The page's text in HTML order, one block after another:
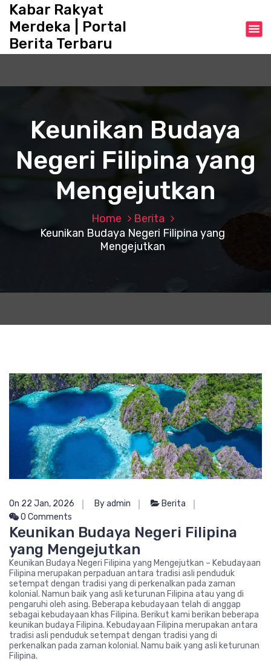
c
Kabar Rakyat
Merdeka | Portal
Berita Terbaru
Keunikan Budaya
Negeri Filipina yang
Mengejutkan
Home
Berita
Keunikan Budaya Negeri Filipina yang
Mengejutkan
On 22 Jan, 2026 By admin
Berita
0 Comments
Keunikan Budaya Negeri Filipina
yang Mengejutkan
Keunikan Budaya Negeri Filipina yang Mengejutkan – Kebudayaan
Filipina merupakan perpaduan antara tradisi asli penduduk
setempat dengan tradisi yang di perkenalkan pada zaman
kolonial. Namun baik yang asli keturunan Filipina atau yang di
pengaruhi oleh asing. Beberapa kebudayaan telah di anggap
sebagai kebudayaan khas Filipina. Berikut kami berikan beberapa
keunikan budaya Filipina. Kebudayaan Filipina merupakan antara
tradisi asli penduduk setempat dengan tradisi yang di
perkenalkan pada zaman kolonial. Namu baik yang asli keturunan
Filipina.